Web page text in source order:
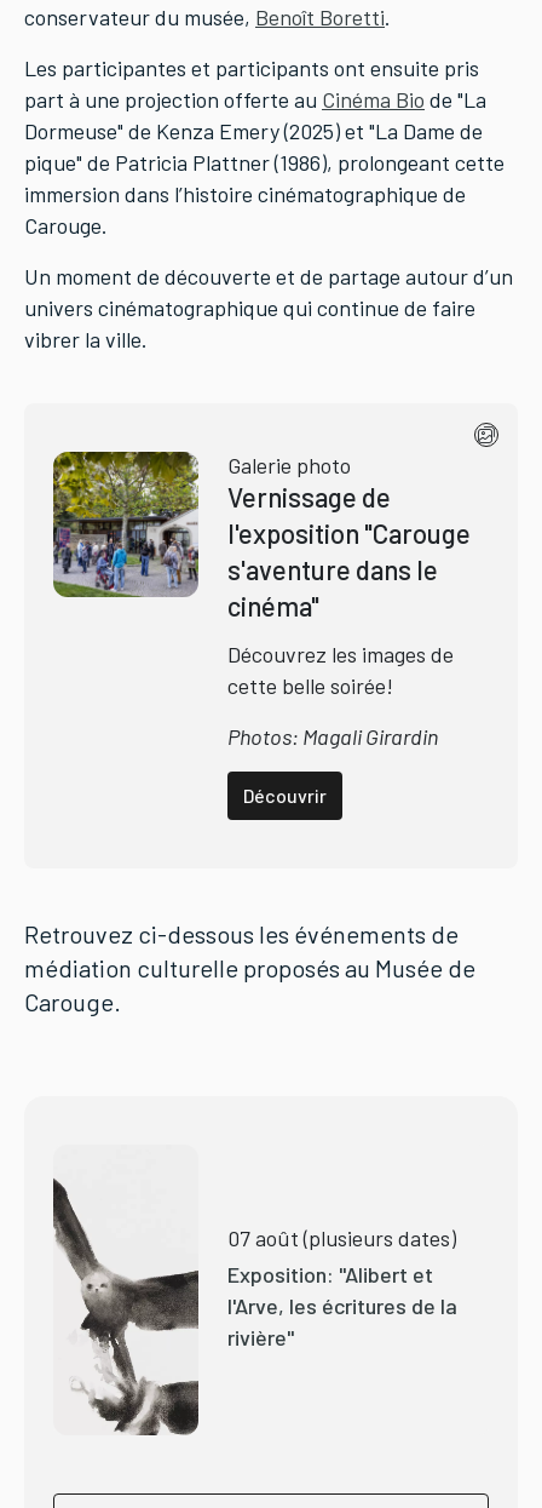
conservateur du musée, Benoît Boretti.
Les participantes et participants ont ensuite pris
part à une projection offerte au Cinéma Bio de "La
Dormeuse" de Kenza Emery (2025) et "La Dame de
pique" de Patricia Plattner (1986), prolongeant cette
immersion dans l’histoire cinématographique de
Carouge.
Un moment de découverte et de partage autour d’un
univers cinématographique qui continue de faire
vibrer la ville.
Galerie photo
Vernissage de
l'exposition "Carouge
s'aventure dans le
cinéma"
Découvrez les images de
cette belle soirée!
Photos: Magali Girardin
Découvrir
Retrouvez ci-dessous les événements de
médiation culturelle proposés au Musée de
Carouge.
07 août (plusieurs dates)
Exposition: "Alibert et
l'Arve, les écritures de la
rivière"